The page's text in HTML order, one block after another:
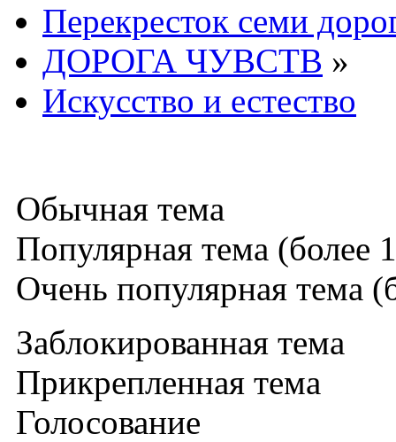
Перекресток семи
ДОРОГА ЧУВСТВ »
Искусство и естество
Обычная тема
Популярная тема (более
Очень популярная тема
Заблокированная тема
Прикрепленная тема
Голосование